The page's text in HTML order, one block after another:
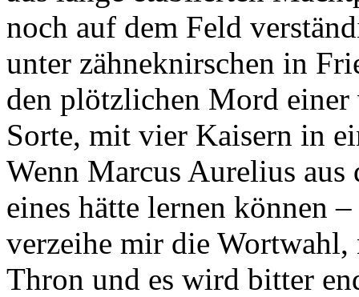
noch auf dem Feld
unter zähneknirschen in
den plötzlichen Mord einer
Sorte, mit vier Kaisern in
Wenn Marcus Aurelius aus
eines hätte lernen können
verzeihe mir die Wortwahl,
Thron und es wird bitter